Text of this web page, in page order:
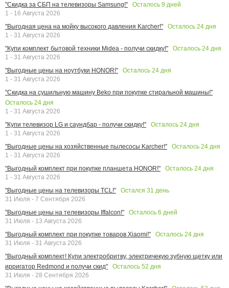
"Скидка за СБП на телевизоры Samsung!"
Осталось 9 дней
1 - 16 Августа 2026
"Выгодная цена на мойку высокого давления Karcher!"
Осталось 24 дня
1 - 31 Августа 2026
"Купи комплект бытовой техники Midea - получи скидку!"
Осталось 24 дня
1 - 31 Августа 2026
"Выгодные цены на ноутбуки HONOR!"
Осталось 24 дня
1 - 31 Августа 2026
"Скидка на сушильную машину Beko при покупке стиральной машины!"
Осталось 24 дня
1 - 31 Августа 2026
"Купи телевизор LG и саундбар - получи скидку!"
Осталось 24 дня
1 - 31 Августа 2026
"Выгодные цены на хозяйственные пылесосы Karcher!"
Осталось 24 дня
1 - 31 Августа 2026
"Выгодный комплект при покупке планшета HONOR!"
Осталось 24 дня
1 - 31 Августа 2026
"Выгодные цены на телевизоры TCL!"
Остался 31 день
31 Июля - 7 Сентября 2026
"Выгодные цены на телевизоры Iffalcon!"
Осталось 6 дней
31 Июля - 13 Августа 2026
"Выгодный комплект при покупке товаров Xiaomi!"
Осталось 24 дня
31 Июля - 31 Августа 2026
"Выгодный комплект! Купи электробритву, электричекую зубную щетку или
ирригатор Redmond и получи скид"
Осталось 52 дня
31 Июля - 28 Сентября 2026